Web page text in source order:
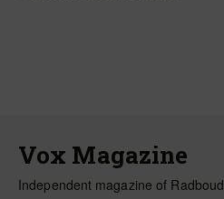
Vox Magazine
Independent magazine of